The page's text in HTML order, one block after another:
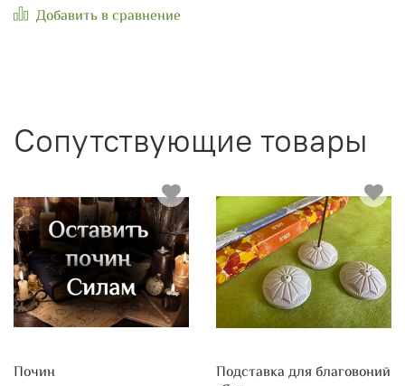
Добавить в сравнение
Сопутствующие товары
Почин
Подставка для благовоний